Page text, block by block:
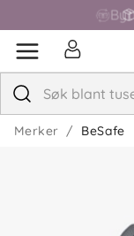
Merker BeSafe